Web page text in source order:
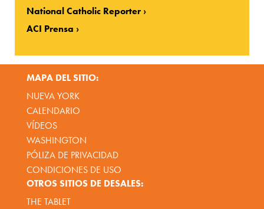
National Catholic Reporter
ACI Prensa
MAPA DEL SITIO:
NUEVA YORK
CALENDARIO
VÍDEOS
WASHINGTON
PÓLIZA DE PRIVACIDAD
CONDICIONES DE USO
OTROS SITIOS DE DESALES:
THE TABLET